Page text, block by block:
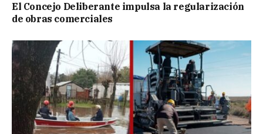
El Concejo Deliberante impulsa la regularización
de obras comerciales